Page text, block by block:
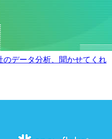
データ分析、聞かせてくれ